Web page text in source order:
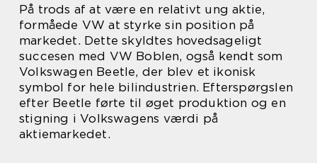
På trods af at være en relativt ung aktie,
formåede VW at styrke sin position på
markedet. Dette skyldtes hovedsageligt
succesen med VW Boblen, også kendt som
Volkswagen Beetle, der blev et ikonisk
symbol for hele bilindustrien. Efterspørgslen
efter Beetle førte til øget produktion og en
stigning i Volkswagens værdi på
aktiemarkedet.